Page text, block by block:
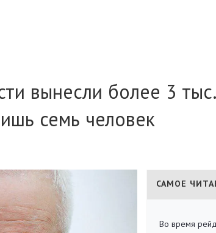
вынесли более 3 тыс.
семь человек
САМОЕ
Во время